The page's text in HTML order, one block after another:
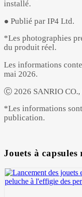
installé.
● Publié par IP4 Ltd.
*Les photographies
du produit réel.
Les informations
mai 2026.
Ⓒ 2026 SANRIO CO.,
*Les informations
publication.
Jouets à capsules